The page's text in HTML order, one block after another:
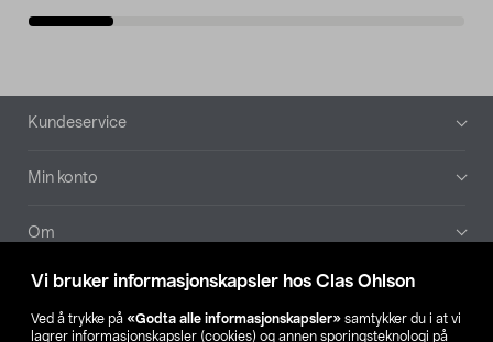
Vi bruker informasjonskapsler hos Clas Ohlson
Ved å trykke på «Godta alle informasjonskapsler» samtykker du i at vi
lagrer informasjonskapsler (cookies) og annen sporingsteknologi på
Bunntekst
Kundeservice
Min konto
Om
Aktuelt